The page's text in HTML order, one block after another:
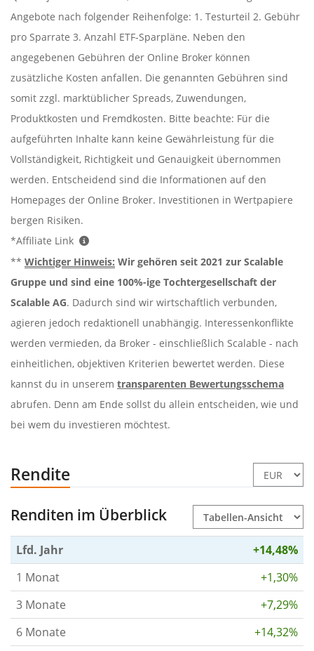
Angebote nach folgender Reihenfolge: 1. Testurteil 2. Gebühr
pro Sparrate 3. Anzahl ETF-Sparpläne. Neben den
angegebenen Gebühren der Online Broker können
zusätzliche Kosten anfallen. Die genannten Gebühren sind
somit zzgl. marktüblicher Spreads, Zuwendungen,
Produktkosten und Fremdkosten. Bitte beachte: Für die
aufgeführten Inhalte kann keine Gewährleistung für die
Vollständigkeit, Richtigkeit und Genauigkeit übernommen
werden. Entscheidend sind die Informationen auf den
Homepages der Online Broker. Investitionen in Wertpapiere
bergen Risiken.
*Affiliate Link
** Wichtiger Hinweis: Wir gehören seit 2021 zur Scalable
Gruppe und sind eine 100%-ige Tochtergesellschaft der
Scalable AG. Dadurch sind wir wirtschaftlich verbunden,
agieren jedoch redaktionell unabhängig. Interessenkonflikte
werden vermieden, da Broker - einschließlich Scalable - nach
einheitlichen, objektiven Kriterien bewertet werden. Diese
kannst du in unserem transparenten Bewertungsschema
abrufen. Denn am Ende sollst du allein entscheiden, wie und
bei wem du investieren möchtest.
Rendite
Renditen im Überblick
Lfd. Jahr
+14,48%
1 Monat
+1,30%
3 Monate
+7,29%
6 Monate
+14,32%